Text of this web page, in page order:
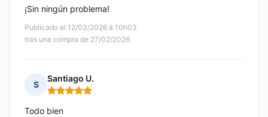
Publicado el 12/03/2026 à 10h03
tras una compra de 27/02/2026
¡Sin ningún problema!
S
Santiago U.
Nota: 5 de 5
Todo bien